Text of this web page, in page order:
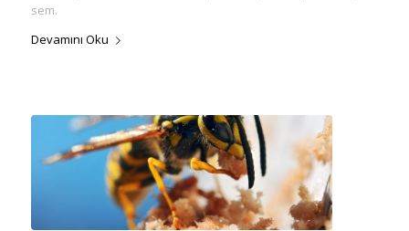
sem.
Devamını Oku